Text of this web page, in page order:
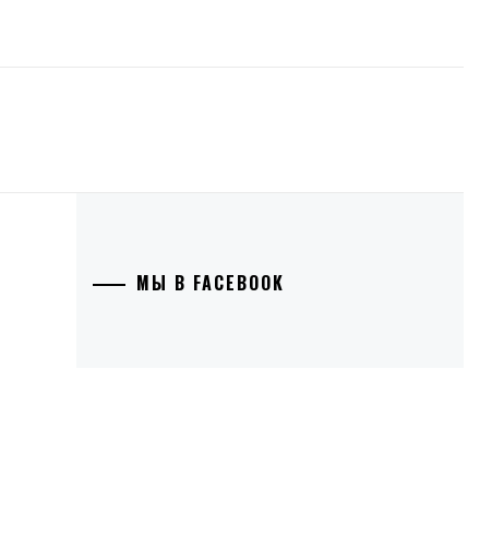
МЫ В FACEBOOK